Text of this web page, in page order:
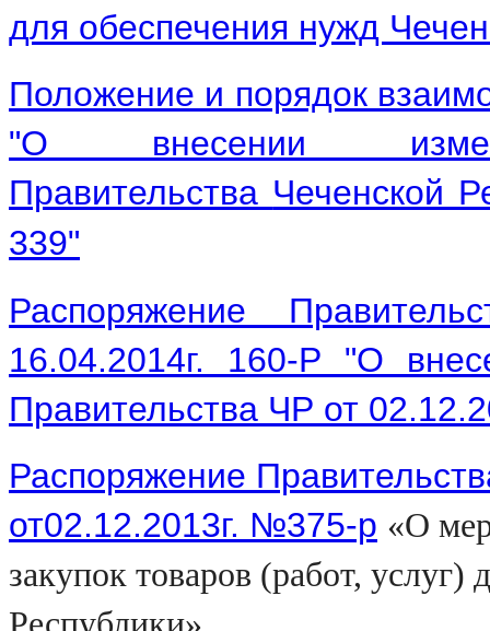
для обеспечения нужд
Положение и порядок
"О внесении
Правительства Чеченской
339"
Распоряжение
16.04.2014г. 160-Р "О
Правительства ЧР от
Распоряжение
от02.12.2013г. №375-р «О
закупок товаров (работ,